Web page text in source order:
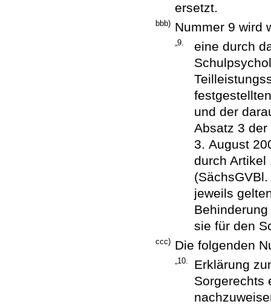
ersetzt.
bbb) Nummer 9 wird
„9.
eine durch
und der
Absatz 3
3. August
durch Artikel
jeweils
sie für den
ccc) Die folgenden
„10.
Erklärung
Sorgerechts